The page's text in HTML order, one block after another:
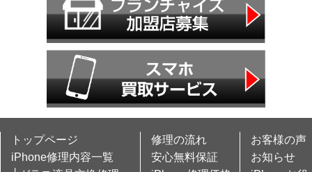
トップページ
iPhone修理内容一覧
修理の流れ
安心無料保証
お客様の声
お知らせ